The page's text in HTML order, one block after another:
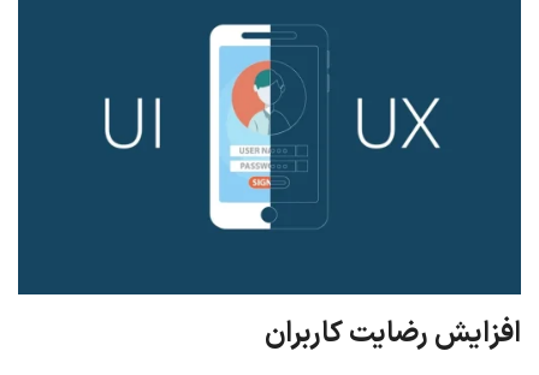
افزایش رضایت کاربران